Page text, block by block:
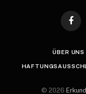
ÜBER UNS
© 2026